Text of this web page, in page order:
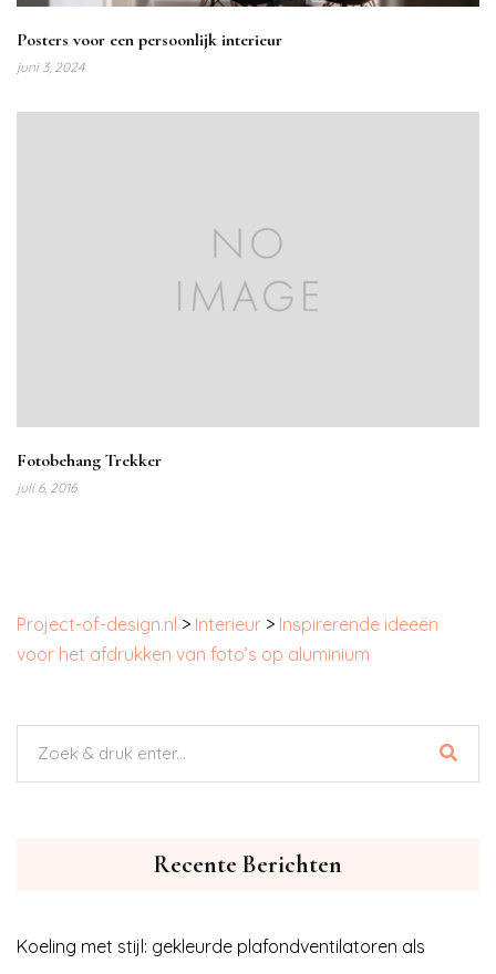
Posters voor een persoonlijk interieur
juni 3, 2024
Fotobehang Trekker
juli 6, 2016
Project-of-design.nl > Interieur > Inspirerende ideeën
voor het afdrukken van foto’s op aluminium
Recente Berichten
Koeling met stijl: gekleurde plafondventilatoren als